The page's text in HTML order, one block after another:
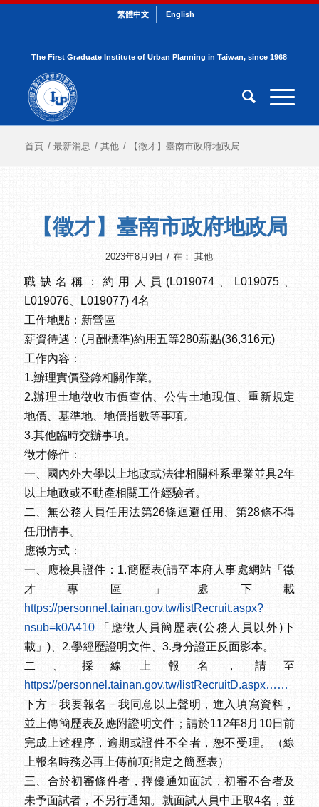
繁體中文 English
The First Graduate Institute of Urban Planning in Taiwan, since 1968
首頁 / 最新消息 / 其他 / 【徵才】臺南市政府地政局
【徵才】臺南市政府地政局
2023年8月9日 / 在：其他
職缺名稱：約用人員(L019074、L019075、
L019076、L019077) 4名
工作地點：新營區
薪資待遇：(月酬標準)約用五等280薪點(36,316元)
工作內容：
1.辧理實價登錄相關作業。
2.辦理土地徵收市價查估、公告土地現值、重新規定
地價、基準地、地價指數等事項。
3.其他臨時交辦事項。
徵才條件：
一、國內外大學以上地政或法律相關科系畢業並具2年
以上地政或不動產相關工作經驗者。
二、無公務人員任用法第26條迴避任用、第28條不得
任用情事。
應徵方式：
一、應檢具證件：1.簡歷表(請至本府人事處網站「徵
才專區」處下載
https://personnel.tainan.gov.tw/listRecruit.aspx?
nsub=k0A410「應徴人員簡歷表(公務人員以外)下
載」)、2.學經歷證明文件、3.身分證正反面影本。
二、採線上報名，請至
https://personnel.tainan.gov.tw/listRecruitD.aspx……
下方－我要報名－我同意以上聲明，進入填寫資料，
並上傳簡歷表及應附證明文件；請於112年8月10日前
完成上述程序，逾期或證件不全者，恕不受理。（線
上報名時務必再上傳前項指定之簡歷表）
三、合於初審條件者，擇優通知面試，初審不合者及
未予面試者，不另行通知。就面試人員中正取4名，並